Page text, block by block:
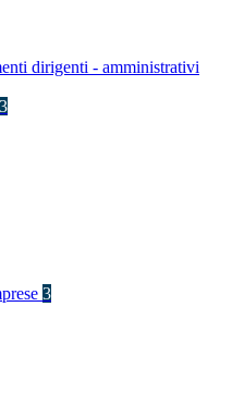
dirigenti - amministrativi
3
3